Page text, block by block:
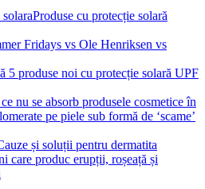
Produse cu protecție solară
Fridays vs Ole Henriksen vs
5 produse noi cu protecție solară UPF
nu se absorb produsele cosmetice în
pe piele sub formă de ‘scame’
și soluții pentru dermatita
care produc erupții, roșeață și